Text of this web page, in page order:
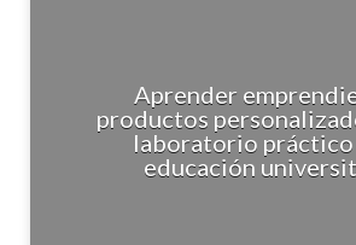
Aprender
productos
laboratorio práctico
educación